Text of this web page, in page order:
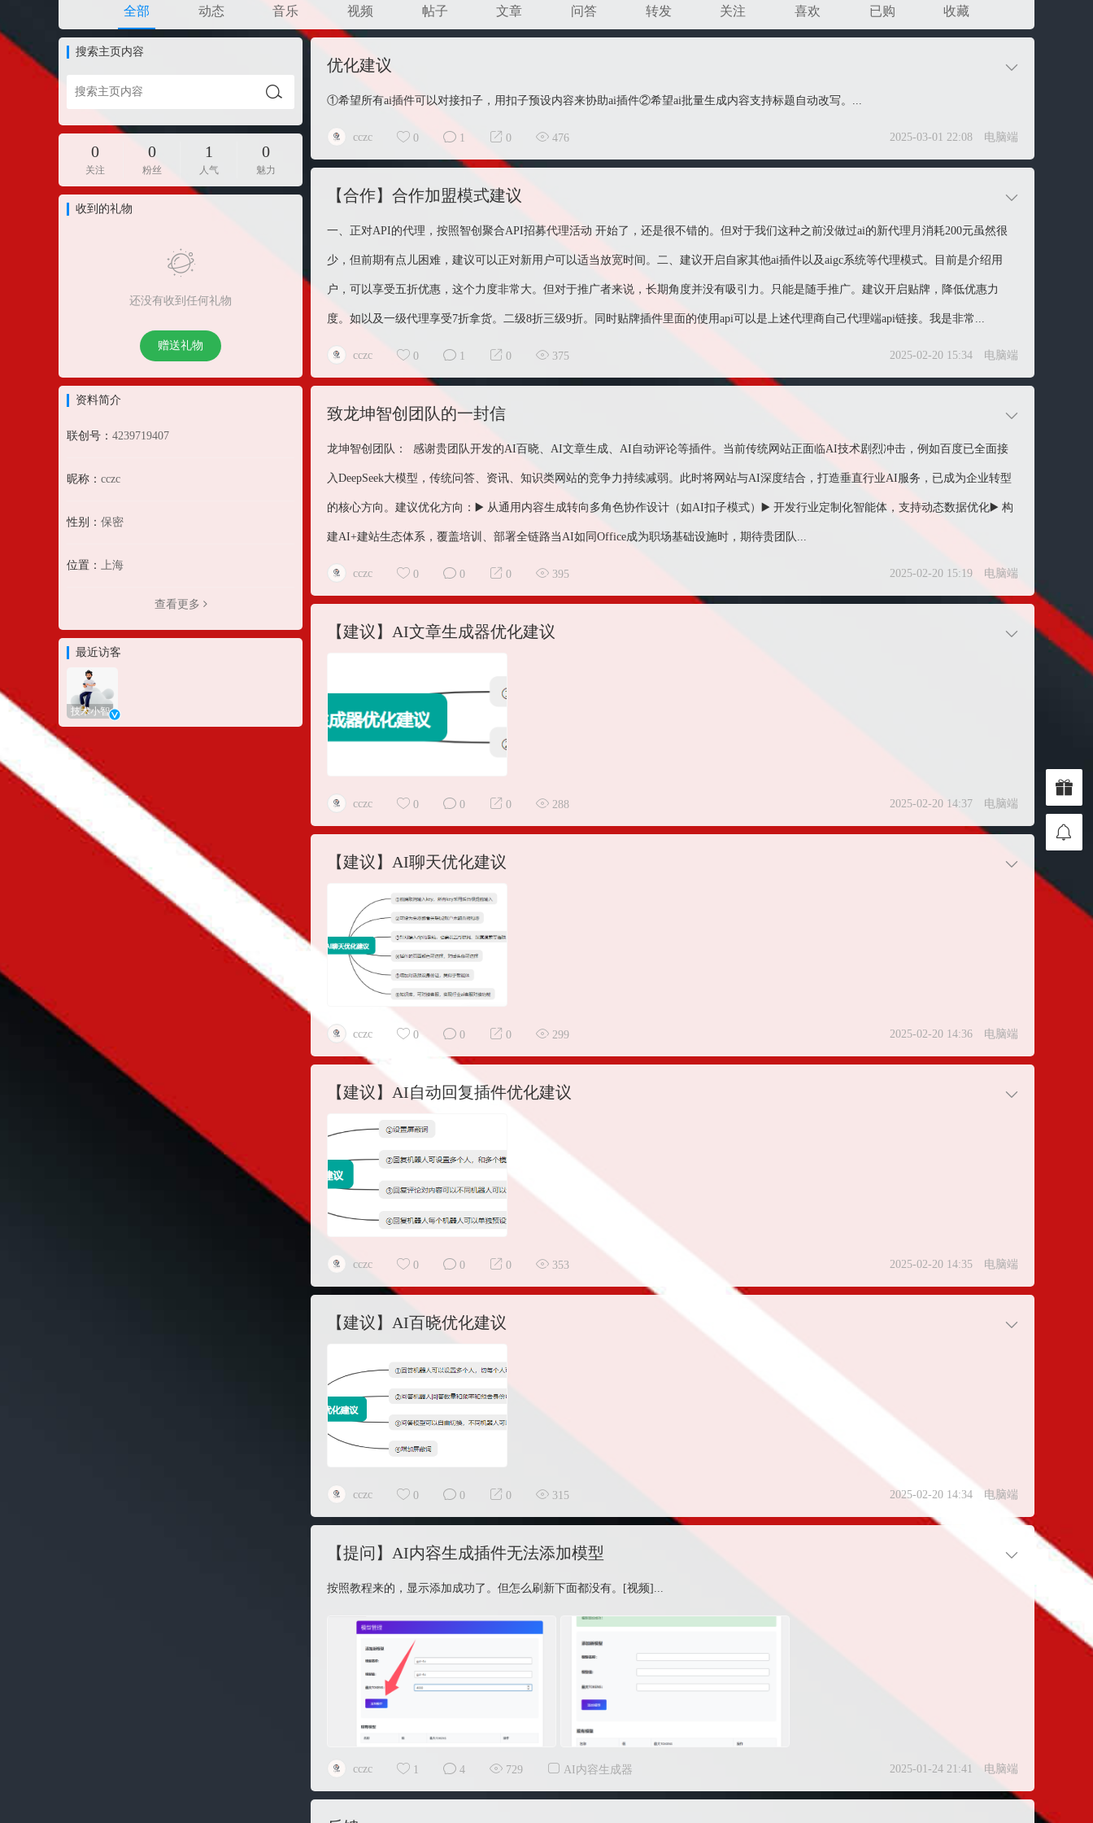
全部 动态 音乐 视频 帖子 文章 问答 转发 关注 喜欢 已购 收藏
搜索主页内容
0
关注
0
粉丝
1
人气
0
魅力
收到的礼物
还没有收到任何礼物
赠送礼物
资料简介
联创号： 4239719407
昵称： cczc
性别： 保密
位置： 上海
查看更多
最近访客
技术小智
优化建议
①希望所有ai插件可以对接扣子，用扣子预设内容来协助ai插件②希望ai批量生成内容支持标题自动改写。...
cczc 0 1 0 476 2025-03-01 22:08 电脑端
【合作】合作加盟模式建议
一、正对API的代理，按照智创聚合API招募代理活动 开始了，还是很不错的。但对于我们这种之前没做过ai的新代理月消耗200元虽然很
少，但前期有点儿困难，建议可以正对新用户可以适当放宽时间。二、建议开启自家其他ai插件以及aigc系统等代理模式。目前是介绍用
户，可以享受五折优惠，这个力度非常大。但对于推广者来说，长期角度并没有吸引力。只能是随手推广。建议开启贴牌，降低优惠力
度。如以及一级代理享受7折拿货。二级8折三级9折。同时贴牌插件里面的使用api可以是上述代理商自己代理端api链接。我是非常...
cczc 0 1 0 375 2025-02-20 15:34 电脑端
致龙坤智创团队的一封信
龙坤智创团队： 感谢贵团队开发的AI百晓、AI文章生成、AI自动评论等插件。当前传统网站正面临AI技术剧烈冲击，例如百度已全面接
入DeepSeek大模型，传统问答、资讯、知识类网站的竞争力持续减弱。此时将网站与AI深度结合，打造垂直行业AI服务，已成为企业转型
的核心方向。建议优化方向：▶️ 从通用内容生成转向多角色协作设计（如AI扣子模式）▶️ 开发行业定制化智能体，支持动态数据优化▶️ 构
建AI+建站生态体系，覆盖培训、部署全链路当AI如同Office成为职场基础设施时，期待贵团队...
cczc 0 0 0 395 2025-02-20 15:19 电脑端
【建议】AI文章生成器优化建议
cczc 0 0 0 288 2025-02-20 14:37 电脑端
【建议】AI聊天优化建议
cczc 0 0 0 299 2025-02-20 14:36 电脑端
【建议】AI自动回复插件优化建议
cczc 0 0 0 353 2025-02-20 14:35 电脑端
【建议】AI百晓优化建议
cczc 0 0 0 315 2025-02-20 14:34 电脑端
【提问】AI内容生成插件无法添加模型
按照教程来的，显示添加成功了。但怎么刷新下面都没有。[视频]...
cczc 1 4 729 AI内容生成器 2025-01-24 21:41 电脑端